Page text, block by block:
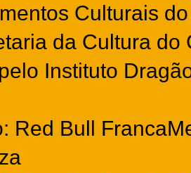
Culturais
da Cultura do
Instituto
Red Bull